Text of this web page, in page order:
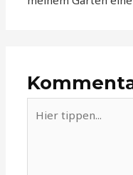
tippen...